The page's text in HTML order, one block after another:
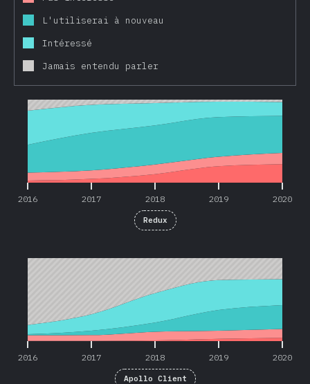
L'utiliserai à nouveau
Intéressé
Jamais entendu parler
2016 2017 2018 2019 2020
2016 2017 2018 2019 2020
Redux
2016 2017 2018 2019 2020
Apollo Client